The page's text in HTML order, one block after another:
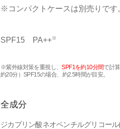
※コンパクトケースは別売りです
SPF15 PA++※
※紫外線対策を重視し、SPF1を約10分間で計
約20分）SPF15の場合、約2.5時間が目安。
全成分
ジカプリン酸ネオペンチルグリコール